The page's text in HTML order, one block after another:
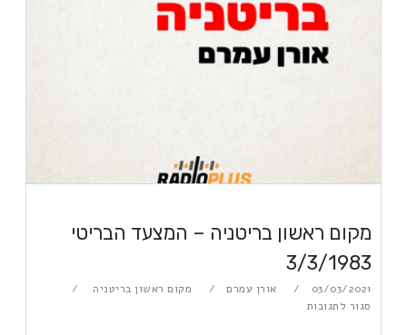
מקום ראשון בריטניה – המצעד הבריטי
3/3/1983
03/03/2021 אורן עמרם
מקום ראשון בריטניה
סגור לתגובות